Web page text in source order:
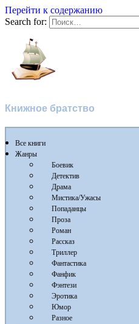
Перейти к содержанию
Search for:
Книжное братство
Все книги
Жанры
Боевик
Детектив
Драма
Мистика/Ужасы
Попаданцы
Проза
Роман
Рассказ
Триллер
Фантастика
Фанфик
Фэнтези
Эротика
Юмор
Разное